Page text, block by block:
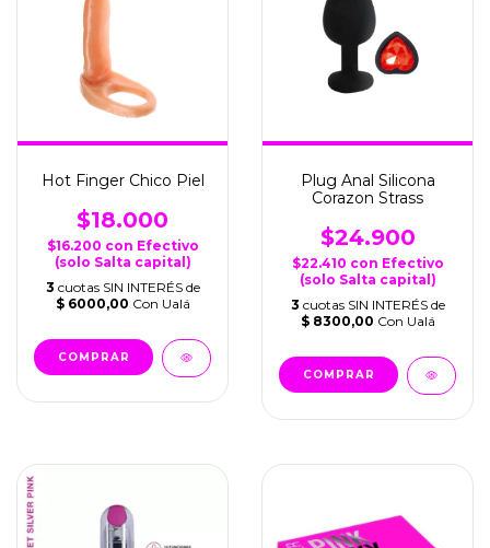
Hot Finger Chico Piel
$18.000
$16.200 con Efectivo
(solo Salta capital)
3 cuotas SIN INTERÉS de
$ 6000,00 Con Ualá
Plug Anal Silicona
Corazon Strass
$24.900
$22.410 con Efectivo
(solo Salta capital)
3 cuotas SIN INTERÉS de
$ 8300,00 Con Ualá
COMPRAR